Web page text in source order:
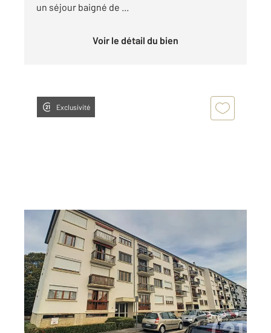
un séjour baigné de ...
Voir le détail du bien
Exclusivité
MARGNY LES COMPIEGNE 60
61,42 m2, 3 pièces
Ref : 18179
Appartement F3 à vendre
130 000 €
Au cœur de MargnylesCompiègne, au